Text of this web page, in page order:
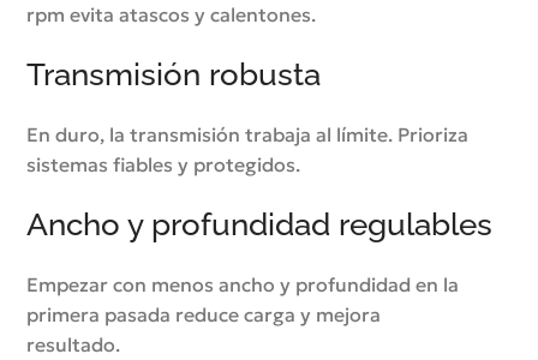
rpm evita atascos y calentones.
Transmisión robusta
En duro, la transmisión trabaja al límite. Prioriza
sistemas fiables y protegidos.
Ancho y profundidad regulables
Empezar con menos ancho y profundidad en la
primera pasada reduce carga y mejora
resultado.